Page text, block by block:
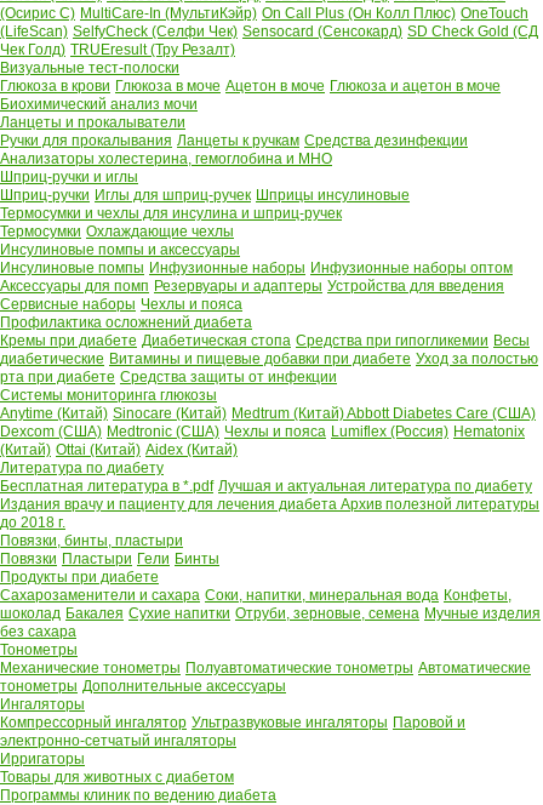
(Осирис С) MultiCare-In (МультиКэйр) On Call Plus (Он Колл Плюс) OneTouch
(LifeScan) SelfyCheck (Селфи Чек) Sensocard (Сенсокард) SD Check Gold (СД
Чек Голд) TRUEresult (Тру Резалт)
Визуальные тест-полоски
Глюкоза в крови Глюкоза в моче Ацетон в моче Глюкоза и ацетон в моче
Биохимический анализ мочи
Ланцеты и прокалыватели
Ручки для прокалывания Ланцеты к ручкам Средства дезинфекции
Анализаторы холестерина, гемоглобина и МНО
Шприц-ручки и иглы
Шприц-ручки Иглы для шприц-ручек Шприцы инсулиновые
Термосумки и чехлы для инсулина и шприц-ручек
Термосумки Охлаждающие чехлы
Инсулиновые помпы и аксессуары
Инсулиновые помпы Инфузионные наборы Инфузионные наборы оптом
Аксессуары для помп Резервуары и адаптеры Устройства для введения
Сервисные наборы Чехлы и пояса
Профилактика осложнений диабета
Кремы при диабете Диабетическая стопа Средства при гипогликемии Весы
диабетические Витамины и пищевые добавки при диабете Уход за полостью
рта при диабете Средства защиты от инфекции
Системы мониторинга глюкозы
Anytime (Китай) Sinocare (Китай) Medtrum (Китай)Abbott Diabetes Care (США)
Dexcom (США) Medtronic (США) Чехлы и пояса Lumiflex (Россия) Hematonix
(Китай) Ottai (Китай) Aidex (Китай)
Литература по диабету
Бесплатная литература в *.pdf Лучшая и актуальная литература по диабету
Издания врачу и пациенту для лечения диабета Архив полезной литературы
до 2018 г.
Повязки, бинты, пластыри
Повязки Пластыри Гели Бинты
Продукты при диабете
Сахарозаменители и сахара Соки, напитки, минеральная вода Конфеты,
шоколад Бакалея Сухие напитки Отруби, зерновые, семена Мучные изделия
без сахара
Тонометры
Механические тонометры Полуавтоматические тонометры Автоматические
тонометры Дополнительные аксессуары
Ингаляторы
Компрессорный ингалятор Ультразвуковые ингаляторы Паровой и
электронно-сетчатый ингаляторы
Ирригаторы
Товары для животных с диабетом
Программы клиник по ведению диабета